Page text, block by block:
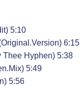
5:10
6:15
Thee Hyphen) 5:38
5:49
5:56